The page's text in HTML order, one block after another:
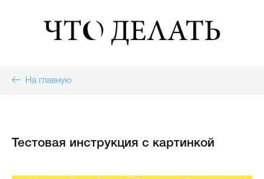
На главную
Тестовая инструкция с картинкой